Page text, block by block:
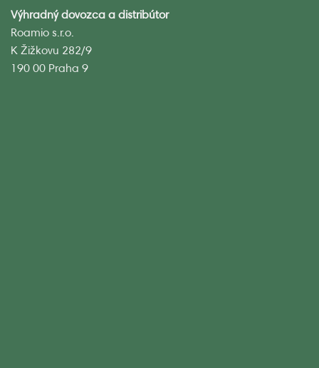
Výhradný dovozca a distribútor
Roamio s.r.o.
K Žižkovu 282/9
190 00 Praha 9